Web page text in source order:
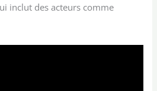
inclut des acteurs comme